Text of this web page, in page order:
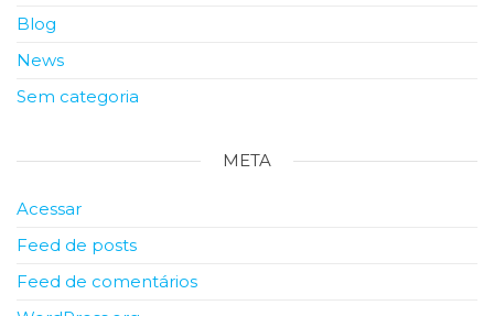
Blog
News
Sem categoria
META
Acessar
Feed de posts
Feed de comentários